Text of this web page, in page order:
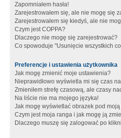
Zapomniałem hasła!
Zarejestrowałem się, ale nie mogę się
Zarejestrowałem się kiedyś, ale nie
Czym jest COPPA?
Dlaczego nie mogę się zarejestrować?
Co spowoduje "Usunięcie wszystkich
Preferencje i ustawienia użytkownika
Jak mogę zmienić moje ustawienia?
Nieprawidłowo wyświetla mi się czas
Zmieniłem strefę czasową, ale czasy
Na liście nie ma mojego języka!
Jak mogę wyświetlać obrazek pod
Czym jest moja ranga i jak mogę ją
Dlaczego muszę się zalogować po